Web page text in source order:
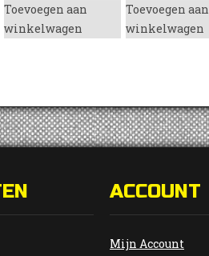
Toevoegen aan
winkelwagen
Toevoegen aan
winkelwagen
ACCOUNT
Mijn Account